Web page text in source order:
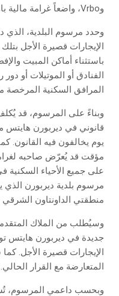
وVrbo، واضعاً غرامة مالية باهظة على المخالفين.
وحدد مرسوم البلدية، الذي
باستثناء أماكن المبيت
الفنادق أو الموتيلات أو دور
المرافق السكنية المرخصة
وبناءً على المرسوم، قد
يوم يخالفون فيه القانون.
على جميع الأحياء
مرسوم بلدية ديربورن الذي
منطقتي الداونتاون
وسيُطلب من الملاك
جديدة في ديربورن هايتس
الإيجارات قصيرة الأجل. كما
المتعارضة مع القرار الحالي.
وبحسب داعمي المرسوم،